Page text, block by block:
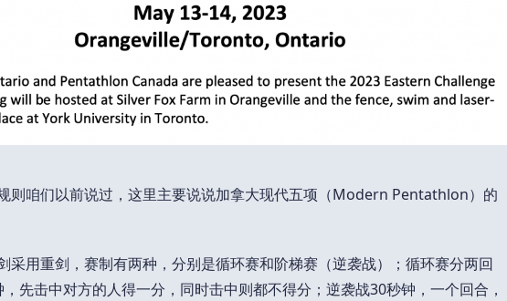
则咱们以前说过，这里主要说说加拿大现代五项（Modern Pentathlon）的
采用重剑，赛制有两种，分别是循环赛和阶梯赛（逆袭战）；循环赛分两回
先击中对方的人得一分，同时击中则都不得分；逆袭战30秒钟，一个回合，